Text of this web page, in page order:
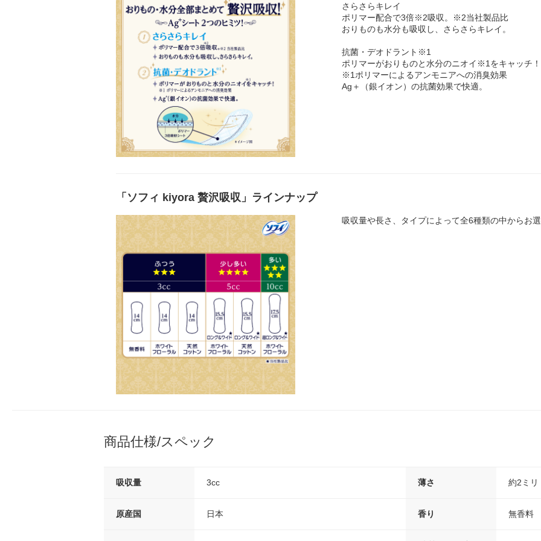
さらさらキレイ
ポリマー配合で3倍※2吸収。※2当社製品比
おりものも水分も吸収し、さらさらキレイ。
抗菌・デオドラント※1
ポリマーがおりものと水分のニオイ※1をキャッチ！
※1ポリマーによるアンモニアへの消臭効果
Ag＋（銀イオン）の抗菌効果で快適。
「ソフィ kiyora 贅沢吸収」ラインナップ
吸収量や長さ、タイプによって全6種類の中からお選
商品仕様/スペック
吸収量 3cc 薄さ 約2ミリ
原産国 日本 香り 無香料